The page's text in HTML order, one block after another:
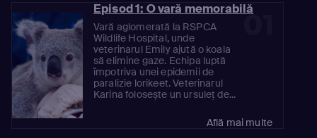
01
Episod 1: O vară memorabilă
Vară aglomerată la RSPCA
Wildlife Hospital, unde
veterinarul Emily ajută o koala
să elimine gaze. Echipa luptă
împotriva unei epidemii de
paralizie lorikeet. Veterinarul
Karina folosește un ursuleț de...
Află mai multe